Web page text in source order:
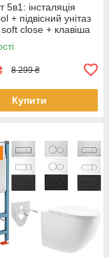
5в1: інсталяція
+ підвісний унітаз
close + клавіша
8 299 ₴
Купити